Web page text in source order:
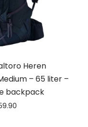
Heren
– 65 liter –
backpack